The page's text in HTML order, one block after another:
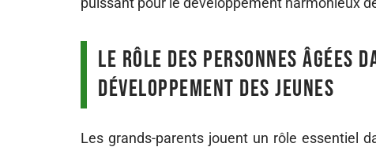
Le rôle des personnes âgées
développement des jeunes
Les grands-parents jouent un rôle essentiel